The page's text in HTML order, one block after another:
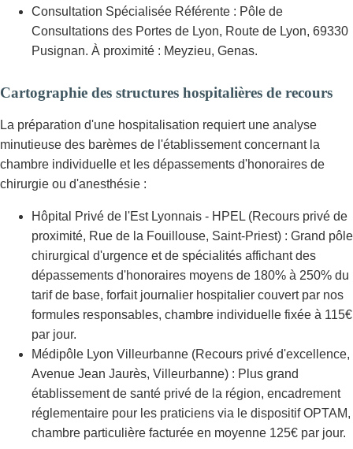
Consultation Spécialisée Référente : Pôle de
Consultations des Portes de Lyon, Route de Lyon, 69330
Pusignan. À proximité : Meyzieu, Genas.
Cartographie des structures hospitalières de recours
La préparation d'une hospitalisation requiert une analyse
minutieuse des barèmes de l'établissement concernant la
chambre individuelle et les dépassements d'honoraires de
chirurgie ou d'anesthésie :
Hôpital Privé de l'Est Lyonnais - HPEL (Recours privé de
proximité, Rue de la Fouillouse, Saint-Priest) : Grand pôle
chirurgical d'urgence et de spécialités affichant des
dépassements d'honoraires moyens de 180% à 250% du
tarif de base, forfait journalier hospitalier couvert par nos
formules responsables, chambre individuelle fixée à 115€
par jour.
Médipôle Lyon Villeurbanne (Recours privé d'excellence,
Avenue Jean Jaurès, Villeurbanne) : Plus grand
établissement de santé privé de la région, encadrement
réglementaire pour les praticiens via le dispositif OPTAM,
chambre particulière facturée en moyenne 125€ par jour.